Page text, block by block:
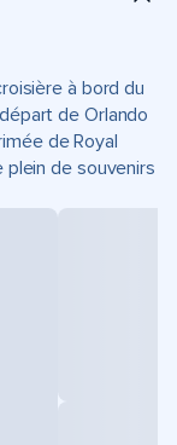
à bord du
de Orlando
de Royal
plein de souvenirs